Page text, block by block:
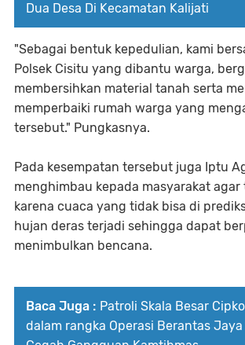
Dua Desa Di Kecamatan Kalijati
"Sebagai bentuk kepedulian, kami
Polsek Cisitu yang dibantu warga,
membersihkan material tanah serta
memperbaiki rumah warga yang
tersebut." Pungkasnya.
Pada kesempatan tersebut juga Iptu
menghimbau kepada masyarakat
karena cuaca yang tidak bisa di
hujan deras terjadi sehingga dapat
menimbulkan bencana.
Baca Juga : Patroli Skala Besar
dalam rangka Operasi Berantas Jaya